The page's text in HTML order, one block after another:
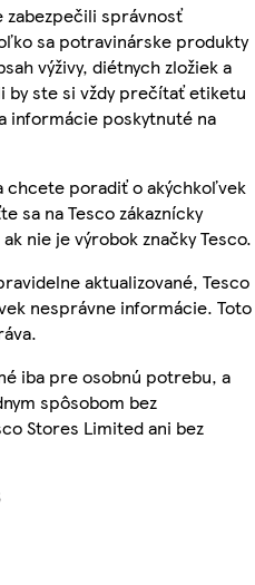
zabezpečili správnosť
sa potravinárske produkty
výživy, diétnych zložiek a
by ste si vždy prečítať etiketu
informácie poskytnuté na
chcete poradiť o akýchkoľvek
sa na Tesco zákaznícky
nie je výrobok značky Tesco.
aktualizované, Tesco
nesprávne informácie. Toto
iba pre osobnú potrebu, a
spôsobom bez
Stores Limited ani bez